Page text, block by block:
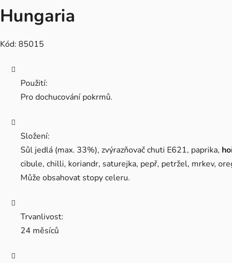
Hungaria
Kód: 85015
Použití:
Pro dochucování pokrmů.
Složení:
Sůl jedlá (max. 33%), zvýrazňovač chuti E621, paprika,
cibule, chilli, koriandr, saturejka, pepř, petržel, mrkev,
Může obsahovat stopy celeru.
Trvanlivost:
24 měsíců